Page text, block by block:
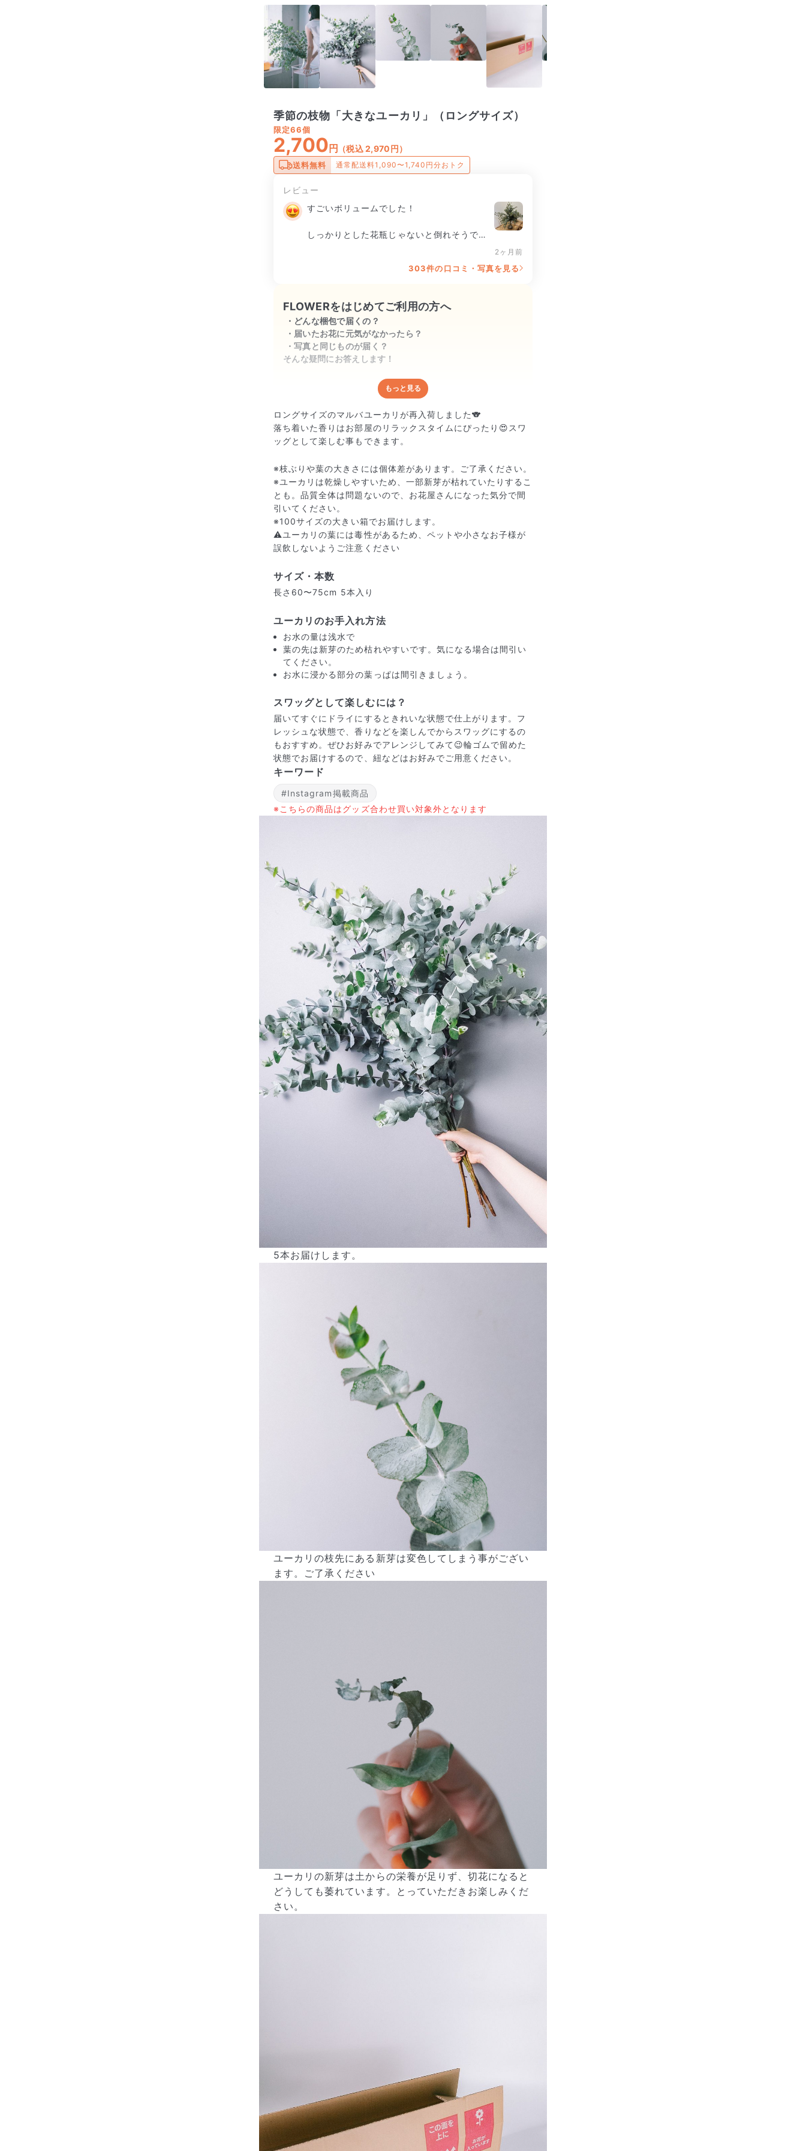
季節の枝物「大きなユーカリ」（ロングサイズ）
限定66個
2,700円 （税込 2,970円）
送料無料 通常配送料1,090〜1,740円分おトク
レビュー
すごいボリュームでした！
しっかりとした花瓶じゃないと倒れそうで
何個かにわけて飾ります
2ヶ月前
303件の口コミ・写真を見る
FLOWERをはじめてご利用の方へ
どんな梱包で届くの？
届いたお花に元気がなかったら？
写真と同じものが届く？
そんな疑問にお答えします！
どんな梱包で届くの？
出荷前に水揚げ（花が水を吸いやすくなる処理）を施し、専用
ボックスに丁寧に梱包してお届けしています。きゅっとまとめ
られて一見窮屈そうに見えますが、輸送中の衝撃による折れや
擦れを軽減する効果があります。
届いたお花に元気がなかったら？
もし届いたお花に「枯れている」「折れている」などの不備が
あった場合は、些細なことでもお気軽にサポートまでご連絡く
写真と同じものが届く？
商品ページに掲載している写真は、実際にお届けする商品を撮
影したものです。お花は生き物なので、どうしても色味やサイ
ズ・咲き方に個体差はありますが、できるだけ写真のイメージ
に近いものをお届けできるように人の目でチェックをしていま
す。
いいえ、毎月自動でお届けするサービスではありません。好きな時
Q. 配送日時は指定できますか？
お花をベストなタイミングで発送しているため、お届け日の指定は
できません。受け取り時間帯は、発送後にクロネコヤマトのアプリ
から変更可能です。
Q. 注文後にキャンセルできますか？
ご注文後一定時間内であればキャンセル可能です。
もっと見る
ロングサイズのマルバユーカリが再入荷しました🐨
落ち着いた香りはお部屋のリラックスタイムにぴったり😍スワ
ッグとして楽しむ事もできます。
※枝ぶりや葉の大きさには個体差があります。ご了承ください。
※ユーカリは乾燥しやすいため、一部新芽が枯れていたりするこ
とも。品質全体は問題ないので、お花屋さんになった気分で間
引いてください。
※100サイズの大きい箱でお届けします。
⚠️ユーカリの葉には毒性があるため、ペットや小さなお子様が
誤飲しないようご注意ください
サイズ・本数
長さ60〜75cm 5本入り
ユーカリのお手入れ方法
お水の量は浅水で
葉の先は新芽のため枯れやすいです。気になる場合は間引い
てください。
お水に浸かる部分の葉っぱは間引きましょう。
スワッグとして楽しむには？
届いてすぐにドライにするときれいな状態で仕上がります。フ
レッシュな状態で、香りなどを楽しんでからスワッグにするの
もおすすめ。ぜひお好みでアレンジしてみて😉輪ゴムで留めた
状態でお届けするので、紐などはお好みでご用意ください。
キーワード
#Instagram掲載商品
※こちらの商品はグッズ合わせ買い対象外となります
5本お届けします。
ユーカリの枝先にある新芽は変色してしまう事がござい
ます。ご了承ください
ユーカリの新芽は土からの栄養が足りず、切花になると
どうしても萎れています。とっていただきお楽しみくだ
さい。